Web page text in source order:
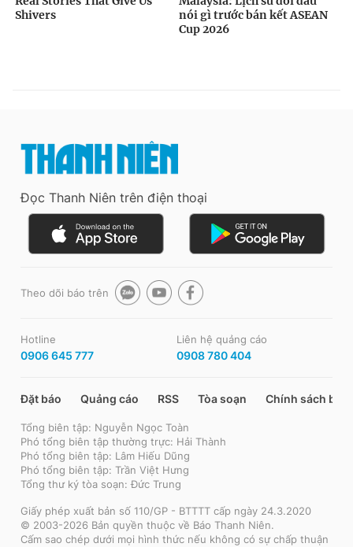
Đọc Thanh Niên trên điện thoại
Theo dõi báo trên
Hotline
0906 645 777
Liên hệ quảng cáo
0908 780 404
Đặt báo Quảng cáo RSS Tòa soạn Chính sách bảo
Tổng biên tập: Nguyễn Ngọc Toàn
Phó tổng biên tập thường trực: Hải Thành
Phó tổng biên tập: Lâm Hiếu Dũng
Phó tổng biên tập: Trần Việt Hưng
Tổng thư ký tòa soạn: Đức Trung
Giấy phép xuất bản số 110/GP - BTTTT cấp ngày 24.3.2020
© 2003-2026 Bản quyền thuộc về Báo Thanh Niên.
Cấm sao chép dưới mọi hình thức nếu không có sự chấp thuận